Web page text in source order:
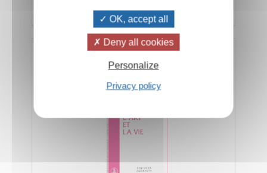
OK, accept all
Deny all cookies
Personalize
Privacy policy